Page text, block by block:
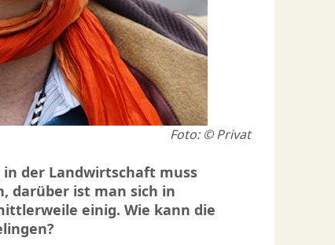
Foto: © Privat
in der Landwirtschaft muss
darüber ist man sich in
einig. Wie kann die